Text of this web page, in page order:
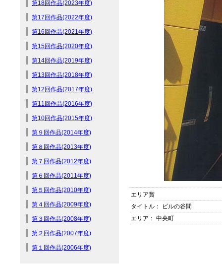
第18回作品(2023年度)
第17回作品(2022年度)
第16回作品(2021年度)
第15回作品(2020年度)
第14回作品(2019年度)
第13回作品(2018年度)
第12回作品(2017年度)
第11回作品(2016年度)
第10回作品(2015年度)
第９回作品(2014年度)
第８回作品(2013年度)
第７回作品(2012年度)
第６回作品(2011年度)
第５回作品(2010年度)
第４回作品(2009年度)
第３回作品(2008年度)
第２回作品(2007年度)
第１回作品(2006年度)
エリア賞
タイトル： ビルの谷間
エリア： 中央町